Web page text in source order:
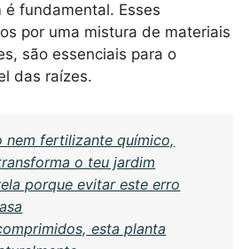
fundamental. Esses
por uma mistura de materiais
são essenciais para o
das raízes.
nem fertilizante químico,
o teu jardim
porque evitar este erro
esta planta